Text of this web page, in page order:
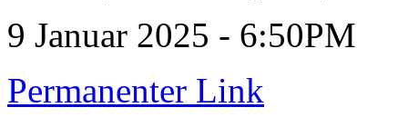
9 Januar 2025 - 6:50PM
Permanenter Link